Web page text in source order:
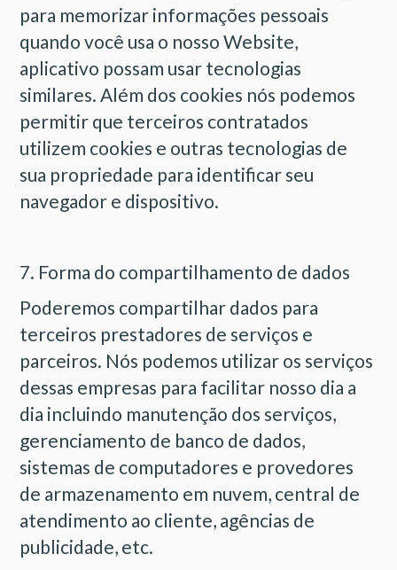
para memorizar informações pessoais
quando você usa o nosso Website,
aplicativo possam usar tecnologias
similares. Além dos cookies nós podemos
permitir que terceiros contratados
utilizem cookies e outras tecnologias de
sua propriedade para identificar seu
navegador e dispositivo.
7. Forma do compartilhamento de dados
Poderemos compartilhar dados para
terceiros prestadores de serviços e
parceiros. Nós podemos utilizar os serviços
dessas empresas para facilitar nosso dia a
dia incluindo manutenção dos serviços,
gerenciamento de banco de dados,
sistemas de computadores e provedores
de armazenamento em nuvem, central de
atendimento ao cliente, agências de
publicidade, etc.